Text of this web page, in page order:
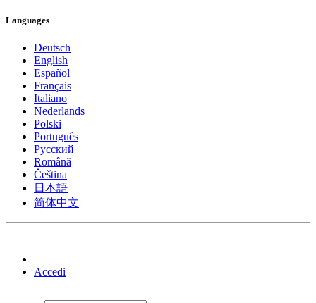
Languages
Deutsch
English
Español
Français
Italiano
Nederlands
Polski
Português
Pусский
Română
Čeština
日本語
简体中文
Accedi